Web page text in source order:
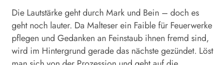
Die Lautstärke geht durch Mark und Bein – doch es
geht noch lauter. Da Malteser ein Faible für Feuerwerke
pflegen und Gedanken an Feinstaub ihnen fremd sind,
wird im Hintergrund gerade das nächste gezündet. Löst